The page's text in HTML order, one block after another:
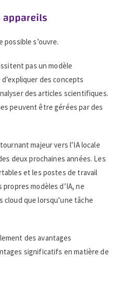
appareils
possible s’ouvre.
pas un modèle
des concepts
des articles scientifiques.
peuvent être gérées par des
majeur vers l’IA locale
deux prochaines années. Les
et les postes de travail
modèles d’IA, ne
cloud que lorsqu’une tâche
des avantages
significatifs en matière de